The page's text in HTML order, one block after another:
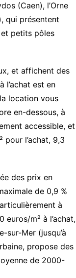
(Caen), l’Orne
qui présentent
petits pôles
et affichent des
l’achat est en
location vous
en-dessous, à
accessible, et
pour l’achat, 9,3
des prix en
de 0,9 %
à
euros/m² à l’achat,
sur-Mer (jusqu’à
propose des
de 2000-